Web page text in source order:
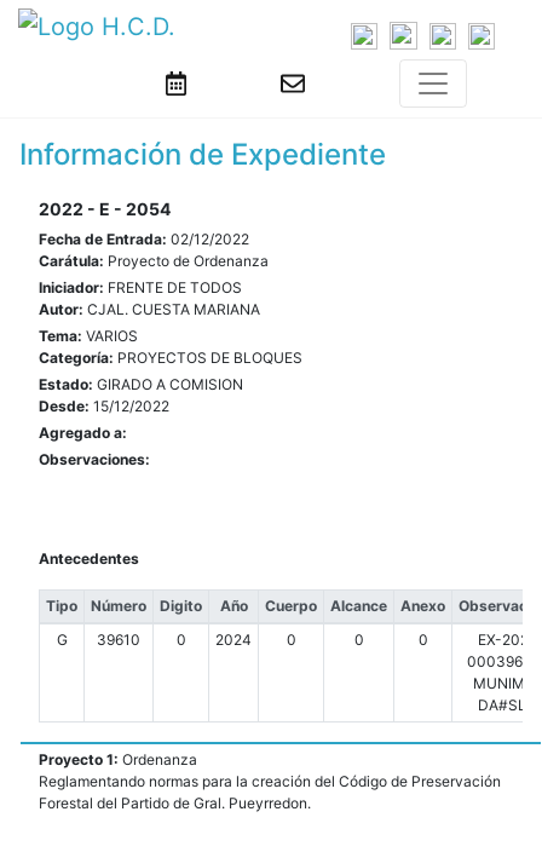
Información de Expediente
2022 - E - 2054
Fecha de Entrada: 02/12/2022
Carátula: Proyecto de Ordenanza
Iniciador: FRENTE DE TODOS
Autor: CJAL. CUESTA MARIANA
Tema: VARIOS
Categoría: PROYECTOS DE BLOQUES
Estado: GIRADO A COMISION
Desde: 15/12/2022
Agregado a:
Observaciones:
Antecedentes
Tipo Número Digito Año Cuerpo Alcance Anexo
G
39610 0 2024 0 0 0
EX-
Proyecto 1: Ordenanza
Reglamentando normas para la creación del Código de Preservación
Forestal del Partido de Gral. Pueyrredon.